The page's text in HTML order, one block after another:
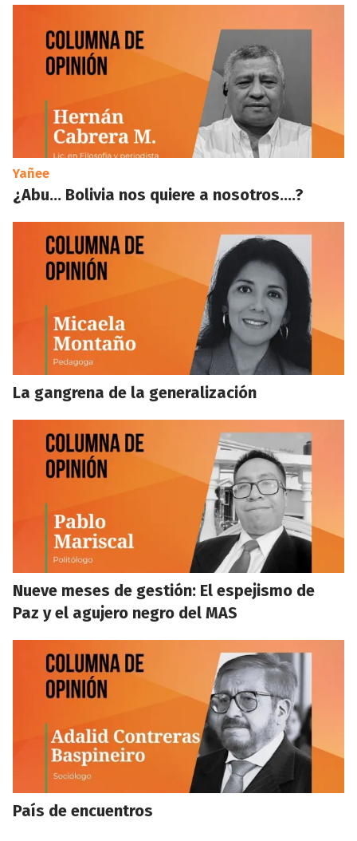
Yañee
¿Abu… Bolivia nos quiere a nosotros….?
La gangrena de la generalización
Nueve meses de gestión: El espejismo de
Paz y el agujero negro del MAS
País de encuentros